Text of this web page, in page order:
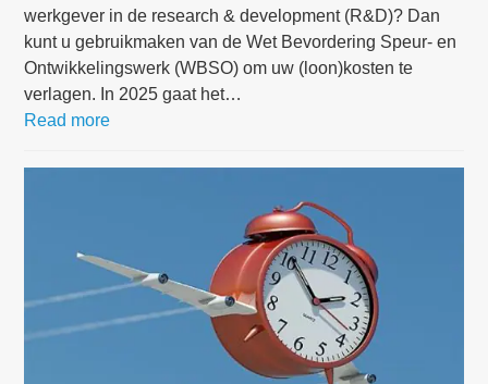
werkgever in de research & development (R&D)? Dan
kunt u gebruikmaken van de Wet Bevordering Speur- en
Ontwikkelingswerk (WBSO) om uw (loon)kosten te
verlagen. In 2025 gaat het…
Read more